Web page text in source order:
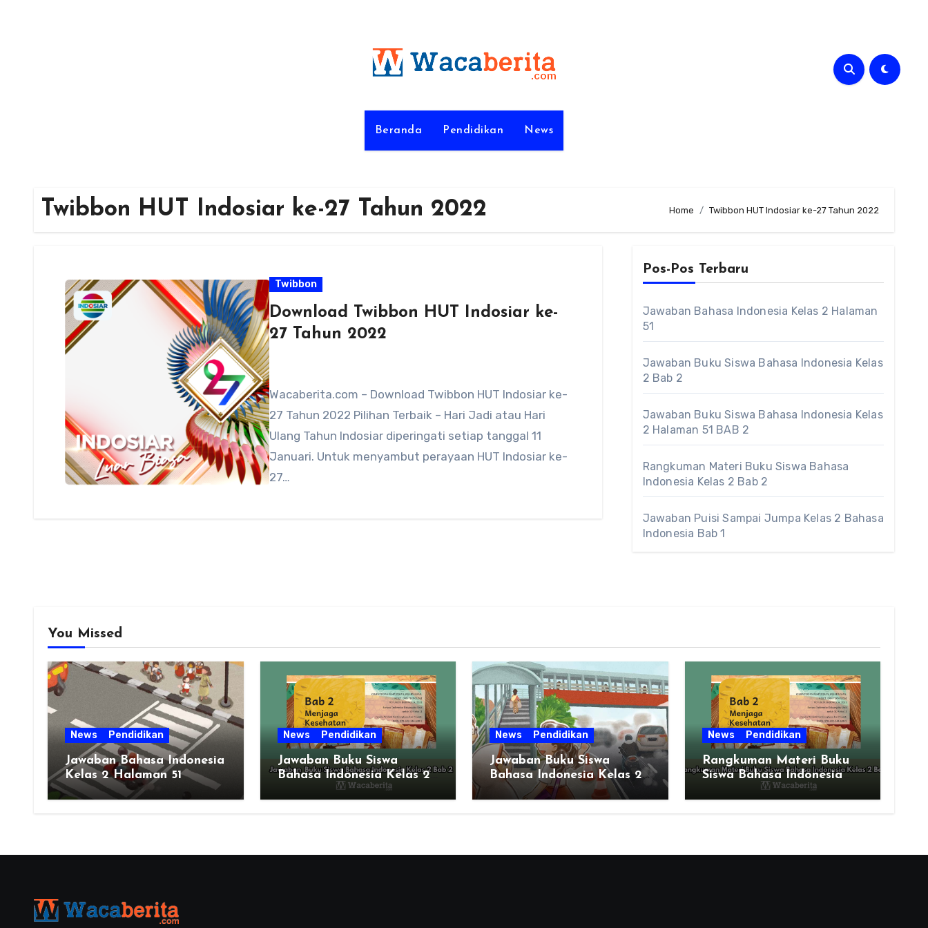
Beranda Pendidikan News
Twibbon HUT Indosiar ke-27 Tahun 2022 Home Twibbon HUT Indosiar ke-27 Tahun 2022
Twibbon
Download Twibbon HUT Indosiar ke-
27 Tahun 2022
Wacaberita.com – Download Twibbon HUT Indosiar ke-
27 Tahun 2022 Pilihan Terbaik – Hari Jadi atau Hari
Ulang Tahun Indosiar diperingati setiap tanggal 11
Januari. Untuk menyambut perayaan HUT Indosiar ke-
27…
Pos-Pos Terbaru
Jawaban Bahasa Indonesia Kelas 2 Halaman
51
Jawaban Buku Siswa Bahasa Indonesia Kelas
2 Bab 2
Jawaban Buku Siswa Bahasa Indonesia Kelas
2 Halaman 51 BAB 2
Rangkuman Materi Buku Siswa Bahasa
Indonesia Kelas 2 Bab 2
Jawaban Puisi Sampai Jumpa Kelas 2 Bahasa
Indonesia Bab 1
You Missed
News Pendidikan
Jawaban Bahasa Indonesia
Kelas 2 Halaman 51
News Pendidikan
Jawaban Buku Siswa
Bahasa Indonesia Kelas 2
News Pendidikan
Jawaban Buku Siswa
Bahasa Indonesia Kelas 2
Halaman 51 BAB 2
News Pendidikan
Rangkuman Materi Buku
Siswa Bahasa Indonesia
Kelas 2 Bab 2